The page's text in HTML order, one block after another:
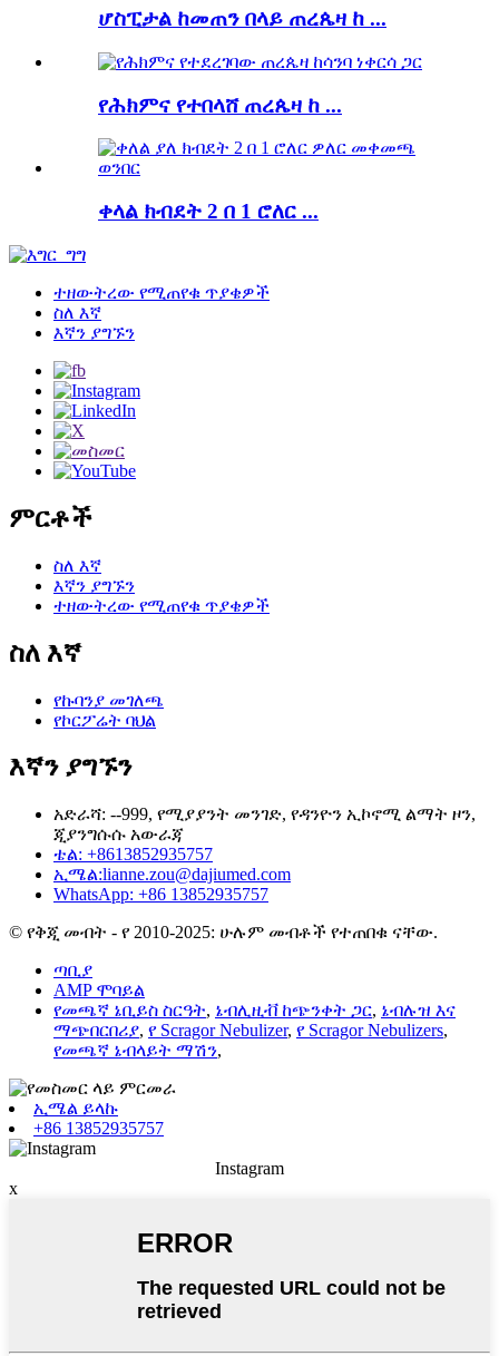
ሆስፒታል ከመጠን በላይ ጠረጴዛ ከ ...
የሕክምና የተበላሸ ጠረጴዛ ከ ...
ቀላል ክብደት 2 በ 1 ሮለር ...
ተዘውትረው የሚጠየቁ ጥያቄዎች
ስለ እኛ
እኛን ያግኙን
ምርቶች
ስለ እኛ
እኛን ያግኙን
ተዘውትረው የሚጠየቁ ጥያቄዎች
ስለ እኛ
የኩባንያ መገለጫ
የኮርፖሬት ባህል
እኛን ያግኙን
አድራሻ: --999, የሚያያንት መንገድ, የዳንዮን ኢኮኖሚ ልማት ዞን,
ጂያንግሱሱ አውራጃ
ቴል: +8613852935757
ኢሜል:lianne.zou@dajiumed.com
WhatsApp: +86 13852935757
© የቅጂ መብት - የ 2010-2025: ሁሉም መብቶች የተጠበቁ ናቸው.
ጣቢያ
AMP ሞባይል
የመጫኛ ኔቢይስ ስርዓት, ኔብሊዚቭ ከጭንቀት ጋር, ኔብሉዝ እና
ማጭበርበሪያ, የ Scragor Nebulizer, የ Scragor Nebulizers,
የመጫኛ ኔብላይት ማሽን,
ኢሜል ይላኩ
+86 13852935757
Instagram
x